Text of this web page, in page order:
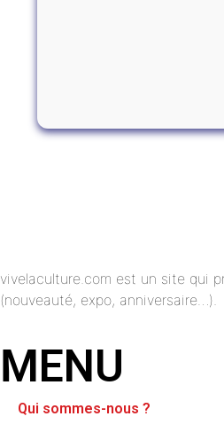
vivelaculture.com est un site qui
(nouveauté, expo, anniversaire…).
MENU
Qui sommes-nous ?